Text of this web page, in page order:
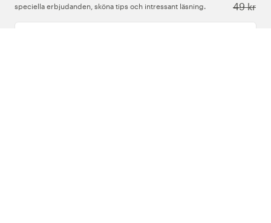
49 kr
speciella erbjudanden, sköna tips och intressant läsning.
Ange din e-postadress